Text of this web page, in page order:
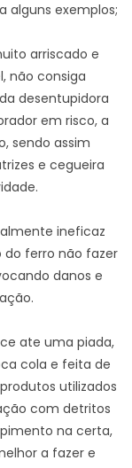
alguns exemplos;
arriscado e
não consiga
desentupidora
em risco, a
sendo assim
e cegueira
ineficaz
ferro não fazer
danos e
ate uma piada,
cola e feita de
utilizados
com detritos
na certa,
a fazer e